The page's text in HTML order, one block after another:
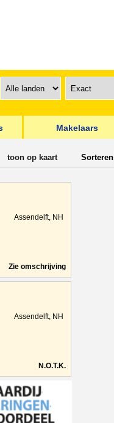
Makelaars
Sorteren
toon op kaart
Assendelft, NH
Zie omschrijving
Assendelft, NH
N.O.T.K.